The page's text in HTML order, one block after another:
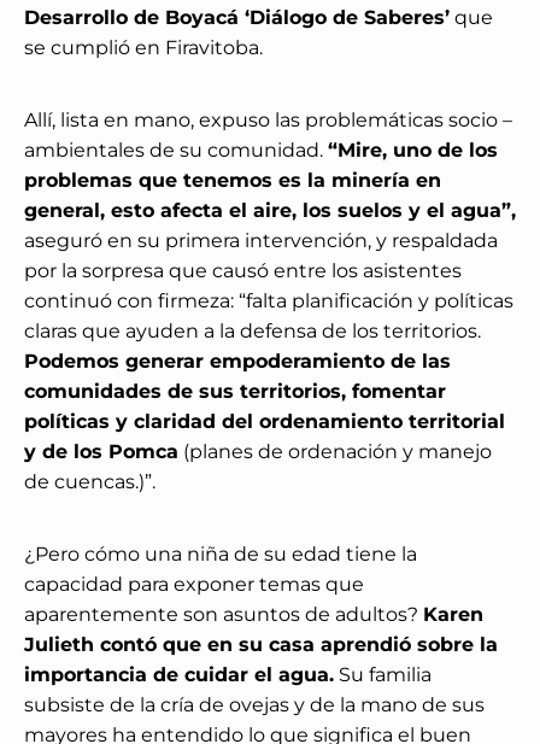
Desarrollo de Boyacá ‘Diálogo de Saberes’ que
se cumplió en Firavitoba.
Allí, lista en mano, expuso las problemáticas socio –
ambientales de su comunidad. “Mire, uno de los
problemas que tenemos es la minería en
general, esto afecta el aire, los suelos y el agua”,
aseguró en su primera intervención, y respaldada
por la sorpresa que causó entre los asistentes
continuó con firmeza: “falta planificación y políticas
claras que ayuden a la defensa de los territorios.
Podemos generar empoderamiento de las
comunidades de sus territorios, fomentar
políticas y claridad del ordenamiento territorial
y de los Pomca (planes de ordenación y manejo
de cuencas.)”.
¿Pero cómo una niña de su edad tiene la
capacidad para exponer temas que
aparentemente son asuntos de adultos? Karen
Julieth contó que en su casa aprendió sobre la
importancia de cuidar el agua. Su familia
subsiste de la cría de ovejas y de la mano de sus
mayores ha entendido lo que significa el buen